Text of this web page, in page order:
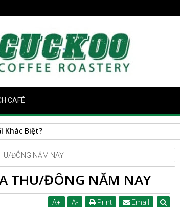
CAFÉ
ĐÔNG NĂM NAY
THU/ĐÔNG NĂM NAY
A+ A- Print Email